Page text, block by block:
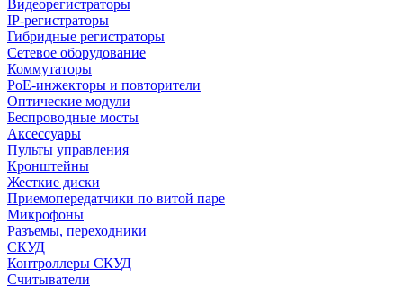
Видеорегистраторы
IP-регистраторы
Гибридные регистраторы
Сетевое оборудование
Коммутаторы
PoE-инжекторы и повторители
Оптические модули
Беспроводные мосты
Аксессуары
Пульты управления
Кронштейны
Жесткие диски
Приемопередатчики по витой паре
Микрофоны
Разъемы, переходники
СКУД
Контроллеры СКУД
Считыватели